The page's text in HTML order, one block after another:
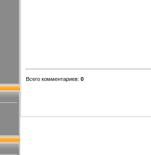
Всего комментариев: 0